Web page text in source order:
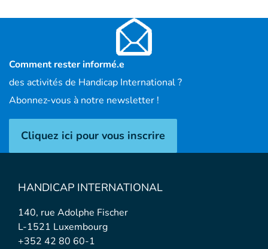
Comment rester informé.e
des activités de Handicap International ?
Abonnez-vous à notre newsletter !
Cliquez ici pour vous inscrire
HANDICAP INTERNATIONAL
140, rue Adolphe Fischer
L-1521 Luxembourg
+352 42 80 60-1